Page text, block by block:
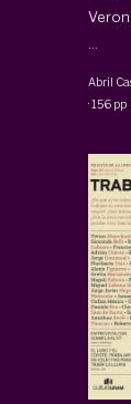
Abril
·156 pp